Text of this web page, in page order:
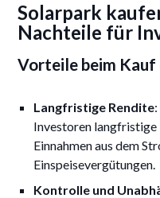
Solarpark
Nachteile für
Vorteile beim Kauf
Langfristige Rendite
Investoren langfristige
Einnahmen aus dem
Einspeisevergütungen.
Kontrolle und